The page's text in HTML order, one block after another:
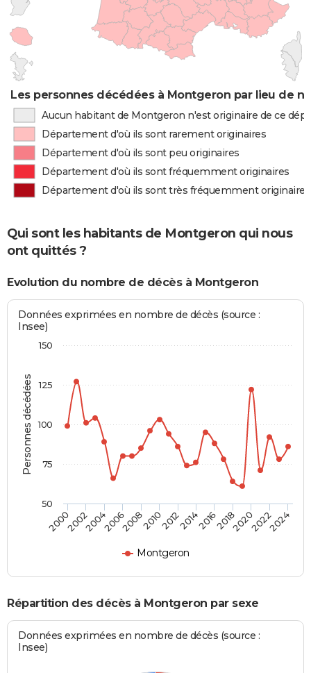
Les personnes décédées à Montgeron par lieu de
Aucun habitant de Montgeron n'est originaire de ce
Département d'où ils sont rarement originaires
Département d'où ils sont peu originaires
Département d'où ils sont fréquemment originaires
Département d'où ils sont très fréquemment originaires
Qui sont les habitants de Montgeron qui nous
ont quittés ?
Evolution du nombre de décès à Montgeron
Personnes décédées
Données exprimées en nombre de décès (source :
Insee)
Montgeron
2000200220042006200820102012201420162018202020222024
100
50
75
125
150
Répartition des décès à Montgeron par sexe
Données exprimées en nombre de décès (source :
Insee)